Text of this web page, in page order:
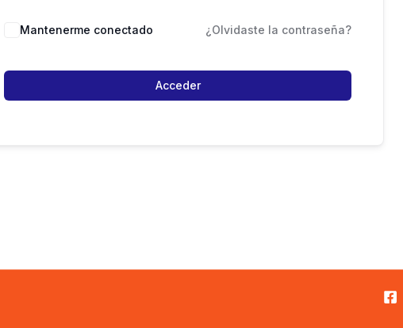
Mantenerme conectado ¿Olvidaste la contraseña?
Acceder